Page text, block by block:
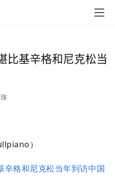
比基辛格和尼克松当
）